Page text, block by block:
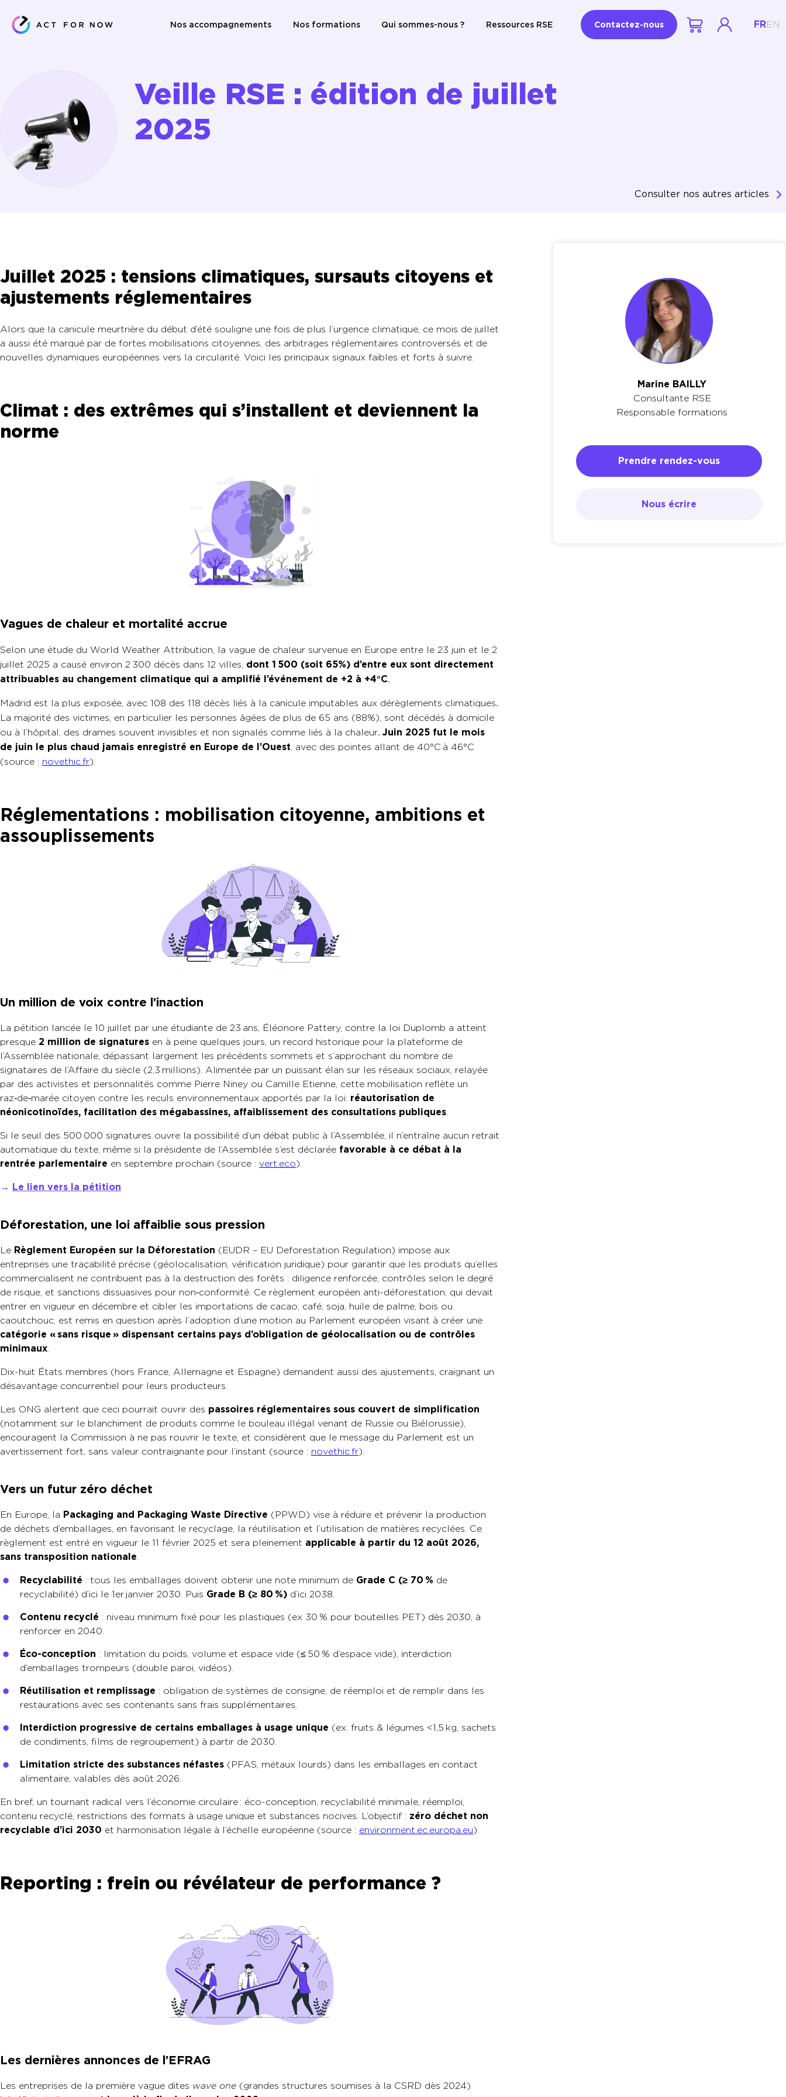
Nos accompagnements Nos formations Qui sommes-nous ? Ressources RSE Contactez-nous FREN
Veille RSE : édition de juillet
2025
Consulter nos autres articles
Juillet 2025 : tensions climatiques, sursauts citoyens et
ajustements réglementaires
Alors que la canicule meurtrière du début d’été souligne une fois de plus l’urgence climatique, ce mois de juillet
a aussi été marqué par de fortes mobilisations citoyennes, des arbitrages réglementaires controversés et de
nouvelles dynamiques européennes vers la circularité. Voici les principaux signaux faibles et forts à suivre.
Climat : des extrêmes qui s’installent et deviennent la
norme
Vagues de chaleur et mortalité accrue
Selon une étude du World Weather Attribution, la vague de chaleur survenue en Europe entre le 23 juin et le 2
juillet 2025 a causé environ 2 300 décès dans 12 villes, dont 1 500 (soit 65%) d’entre eux sont directement
attribuables au changement climatique qui a amplifié l’événement de +2 à +4°C.
Madrid est la plus exposée, avec 108 des 118 décès liés à la canicule imputables aux dérèglements climatiques.
La majorité des victimes, en particulier les personnes âgées de plus de 65 ans (88%), sont décédés à domicile
ou à l’hôpital, des drames souvent invisibles et non signalés comme liés à la chaleur. Juin 2025 fut le mois
de juin le plus chaud jamais enregistré en Europe de l’Ouest , avec des pointes allant de 40°C à 46°C
(source : novethic.fr).
Réglementations : mobilisation citoyenne, ambitions et
assouplissements
Un million de voix contre l’inaction
La pétition lancée le 10 juillet par une étudiante de 23 ans, Éléonore Pattery, contre la loi Duplomb a atteint
presque 2 million de signatures en à peine quelques jours, un record historique pour la plateforme de
l’Assemblée nationale, dépassant largement les précédents sommets et s’approchant du nombre de
signataires de l’Affaire du siècle (2,3 millions). Alimentée par un puissant élan sur les réseaux sociaux, relayée
par des activistes et personnalités comme Pierre Niney ou Camille Etienne, cette mobilisation reflète un
raz‑de‑marée citoyen contre les reculs environnementaux apportés par la loi : réautorisation de
néonicotinoïdes, facilitation des mégabassines, affaiblissement des consultations publiques.
Si le seuil des 500 000 signatures ouvre la possibilité d’un débat public à l’Assemblée, il n’entraîne aucun retrait
automatique du texte, même si la présidente de l’Assemblée s’est déclarée favorable à ce débat à la
rentrée parlementaire en septembre prochain (source : vert.eco).
→ Le lien vers la pétition
Déforestation, une loi affaiblie sous pression
Le Règlement Européen sur la Déforestation (EUDR – EU Deforestation Regulation) impose aux
entreprises une traçabilité précise (géolocalisation, vérification juridique) pour garantir que les produits qu’elles
commercialisent ne contribuent pas à la destruction des forêts : diligence renforcée, contrôles selon le degré
de risque, et sanctions dissuasives pour non‑conformité. Ce règlement européen anti-déforestation, qui devait
entrer en vigueur en décembre et cibler les importations de cacao, café, soja, huile de palme, bois ou
caoutchouc, est remis en question après l’adoption d’une motion au Parlement européen visant à créer une
catégorie « sans risque » dispensant certains pays d’obligation de géolocalisation ou de contrôles
minimaux.
Dix-huit États membres (hors France, Allemagne et Espagne) demandent aussi des ajustements, craignant un
désavantage concurrentiel pour leurs producteurs.
Les ONG alertent que ceci pourrait ouvrir des passoires réglementaires sous couvert de simplification
(notamment sur le blanchiment de produits comme le bouleau illégal venant de Russie ou Biélorussie),
encouragent la Commission à ne pas rouvrir le texte, et considèrent que le message du Parlement est un
avertissement fort, sans valeur contraignante pour l’instant (source : novethic.fr).
Vers un futur zéro déchet
En Europe, la Packaging and Packaging Waste Directive (PPWD) vise à réduire et prévenir la production
de déchets d’emballages, en favorisant le recyclage, la réutilisation et l’utilisation de matières recyclées. Ce
règlement est entré en vigueur le 11 février 2025 et sera pleinement applicable à partir du 12 août 2026,
sans transposition nationale.
Recyclabilité : tous les emballages doivent obtenir une note minimum de Grade C (≥ 70 % de
recyclabilité) d’ici le 1er janvier 2030. Puis Grade B (≥ 80 %) d’ici 2038.
Contenu recyclé : niveau minimum fixé pour les plastiques (ex 30 % pour bouteilles PET) dès 2030, à
renforcer en 2040.
Éco-conception : limitation du poids, volume et espace vide (≤ 50 % d’espace vide), interdiction
d’emballages trompeurs (double paroi, vidéos).
Réutilisation et remplissage : obligation de systèmes de consigne, de réemploi et de remplir dans les
restaurations avec ses contenants sans frais supplémentaires.
Interdiction progressive de certains emballages à usage unique (ex. fruits & légumes <1,5 kg, sachets
de condiments, films de regroupement) à partir de 2030.
Limitation stricte des substances néfastes (PFAS, métaux lourds) dans les emballages en contact
alimentaire, valables dès août 2026.
En bref, un tournant radical vers l’économie circulaire : éco-conception, recyclabilité minimale, réemploi,
contenu recyclé, restrictions des formats à usage unique et substances nocives. L’objectif : zéro déchet non
recyclable d’ici 2030 et harmonisation légale à l’échelle européenne (source : environment.ec.europa.eu).
Reporting : frein ou révélateur de performance ?
Les dernières annonces de l’EFRAG
Les entreprises de la première vague dites wave one (grandes structures soumises à la CSRD dès 2024)
Marine BAILLY
Consultante RSE
Responsable formations
Prendre rendez-vous
Nous écrire